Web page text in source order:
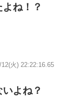
ね！？
火) 22:22:16.65
よね？